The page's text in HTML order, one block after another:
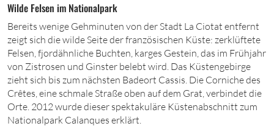
Wilde Felsen im Nationalpark
Bereits wenige Gehminuten von der Stadt La Ciotat entfernt
zeigt sich die wilde Seite der französischen Küste: zerklüftete
Felsen, fjordähnliche Buchten, karges Gestein, das im Frühjahr
von Zistrosen und Ginster belebt wird. Das Küstengebirge
zieht sich bis zum nächsten Badeort Cassis. Die Corniche des
Crêtes, eine schmale Straße oben auf dem Grat, verbindet die
Orte. 2012 wurde dieser spektakuläre Küstenabschnitt zum
Nationalpark Calanques erklärt.